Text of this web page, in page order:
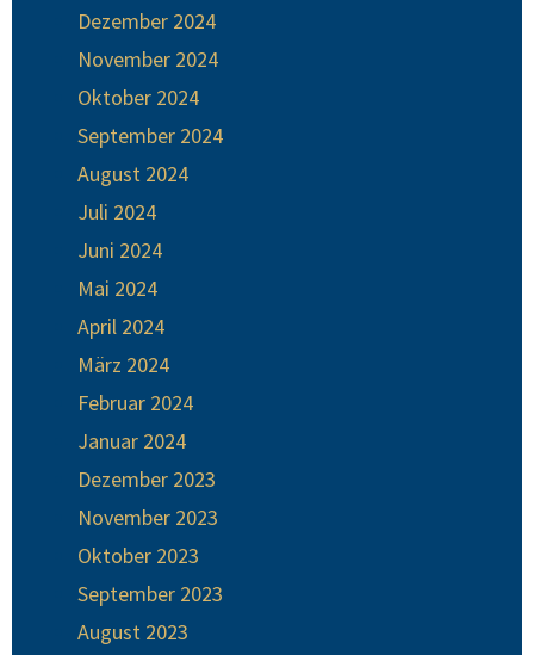
Dezember 2024
November 2024
Oktober 2024
September 2024
August 2024
Juli 2024
Juni 2024
Mai 2024
April 2024
März 2024
Februar 2024
Januar 2024
Dezember 2023
November 2023
Oktober 2023
September 2023
August 2023